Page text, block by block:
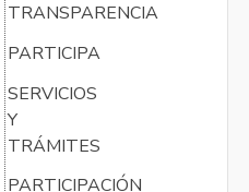
TRANSPARENCIA
PARTICIPA
SERVICIOS
Y
TRÁMITES
PARTICIPACIÓN